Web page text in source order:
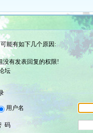
能有如下几个原因:
没有发表回复的权限!
坛
用户名
码